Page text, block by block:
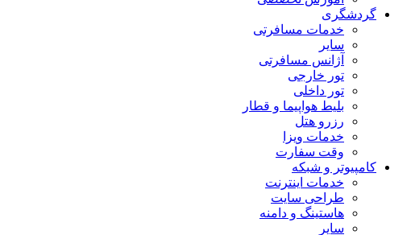
گردشگری
خدمات مسافرتی
سایر
آژانس مسافرتی
تور خارجی
تور داخلی
بلیط هواپیما و قطار
رزرو هتل
خدمات ویزا
وقت سفارت
کامپیوتر و شبکه
خدمات اینترنت
طراحی سایت
هاستینگ و دامنه
سایر